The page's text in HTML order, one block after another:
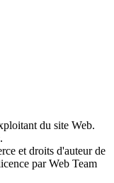
du site Web.
et droits d'auteur de
par Web Team